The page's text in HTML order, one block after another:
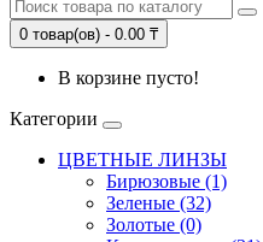
0 товар(ов) - 0.00 ₸
В корзине пусто!
Категории
ЦВЕТНЫЕ ЛИНЗЫ
Бирюзовые (1)
Зеленые (32)
Золотые (0)